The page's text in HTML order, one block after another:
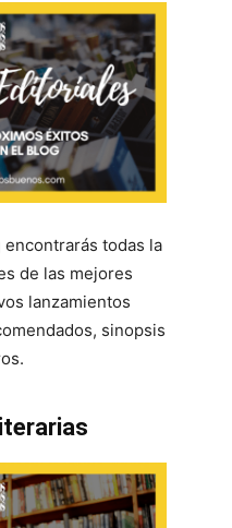
todas la
de las mejores
lanzamientos
sinopsis